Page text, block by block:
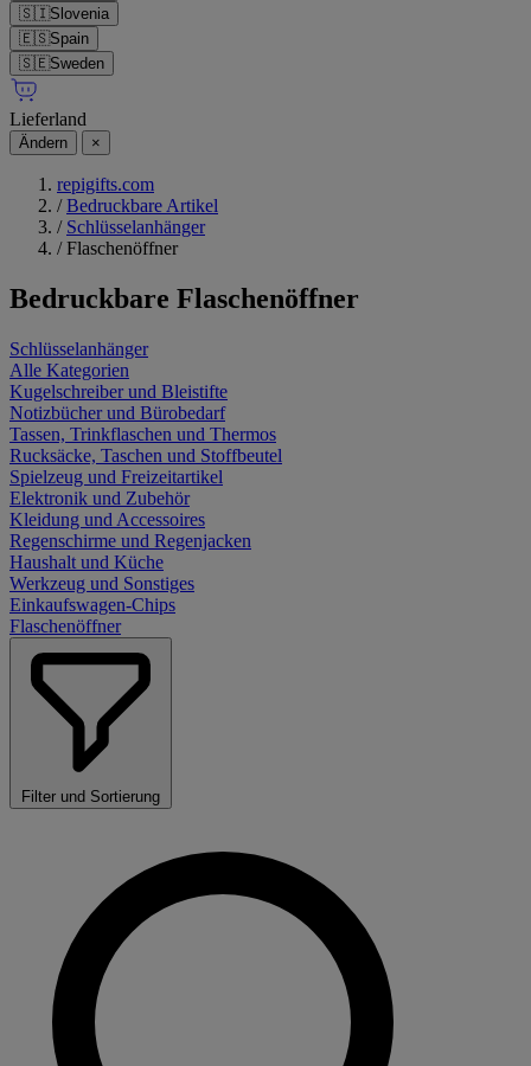
🇸🇮Slovenia
🇪🇸Spain
🇸🇪Sweden
Lieferland
Ändern ×
repigifts.com
/ Bedruckbare Artikel
/ Schlüsselanhänger
/ Flaschenöffner
Bedruckbare Flaschenöffner
Schlüsselanhänger
Alle Kategorien
Kugelschreiber und Bleistifte
Notizbücher und Bürobedarf
Tassen, Trinkflaschen und Thermos
Rucksäcke, Taschen und Stoffbeutel
Spielzeug und Freizeitartikel
Elektronik und Zubehör
Kleidung und Accessoires
Regenschirme und Regenjacken
Haushalt und Küche
Werkzeug und Sonstiges
Einkaufswagen-Chips
Flaschenöffner
Filter und Sortierung